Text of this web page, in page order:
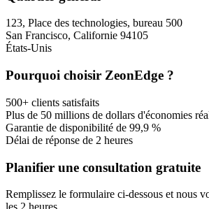
123, Place des technologies, bureau 500
San Francisco, Californie 94105
États-Unis
Pourquoi choisir ZeonEdge ?
500+ clients satisfaits
Plus de 50 millions de dollars d'économies
Garantie de disponibilité de 99,9 %
Délai de réponse de 2 heures
Planifier une consultation gratuite
Remplissez le formulaire ci-dessous et nous